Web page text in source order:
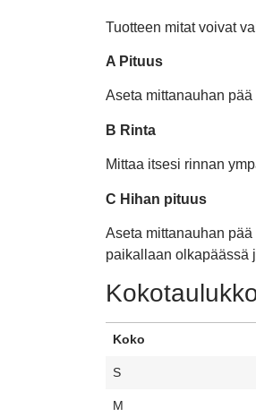
Tuotteen mitat voivat
A Pituus
Aseta mittanauhan
B Rinta
Mittaa itsesi rinnan
C Hihan pituus
Aseta mittanauhan
paikallaan olkapäässä
Koko
S
M